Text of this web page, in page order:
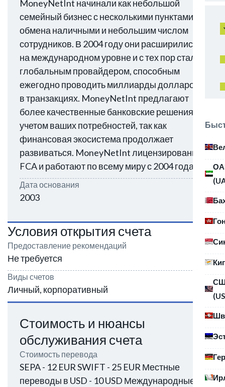
MoneyNetInt начинали как небольшой
семейный бизнес с несколькими пунктами
обмена наличными и небольшим числом
сотрудников. В 2004 году они расширились
на международном уровне и с тех пор стали
глобальным провайдером, способным
ежегодно проводить миллиарды долларов
в транзакциях. MoneyNetInt предлагают
более качественные банковские решения с
учетом ваших потребностей, так как
финансовая экосистема продолжает
развиваться. MoneyNetInt лицензированы
FCA и работают по всему миру с 2004 года.
Дата основания
2003
Условия открытия счета
Предоставление рекомендаций
Не требуется
Виды счетов
Личный, корпоративный
Стоимость и нюансы
обслуживания счета
Стоимость перевода
SEPA - 12 EUR SWIFT - 25 EUR Местные
переводы в USD - 10 USD Международные